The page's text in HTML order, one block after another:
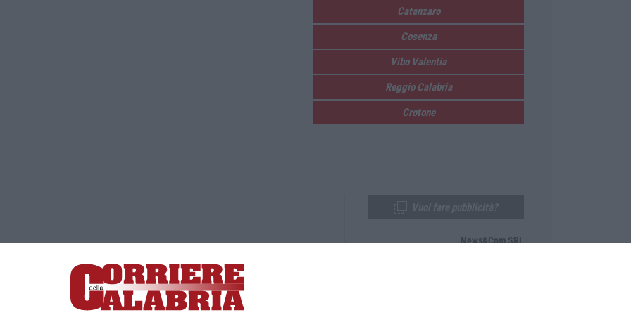
Catanzaro
Cosenza
Vibo Valentia
Reggio Calabria
Crotone
Lamezia Terme (CZ)
responsabile Paola Militano |Privacy
News&Com SRL